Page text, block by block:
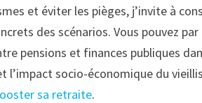
et éviter les pièges, j’invite à
des scénarios. Vous pouvez
pensions et finances publiques
l’impact socio-économique du
sa retraite.